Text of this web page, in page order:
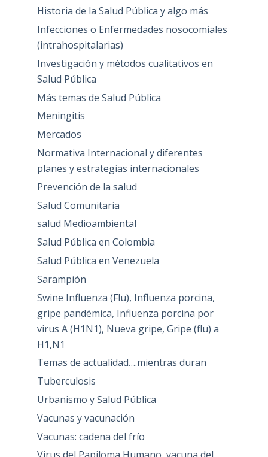
Historia de la Salud Pública y algo más
Infecciones o Enfermedades nosocomiales
(intrahospitalarias)
Investigación y métodos cualitativos en
Salud Pública
Más temas de Salud Pública
Meningitis
Mercados
Normativa Internacional y diferentes
planes y estrategias internacionales
Prevención de la salud
Salud Comunitaria
salud Medioambiental
Salud Pública en Colombia
Salud Pública en Venezuela
Sarampión
Swine Influenza (Flu), Influenza porcina,
gripe pandémica, Influenza porcina por
virus A (H1N1), Nueva gripe, Gripe (flu) a
H1,N1
Temas de actualidad….mientras duran
Tuberculosis
Urbanismo y Salud Pública
Vacunas y vacunación
Vacunas: cadena del frío